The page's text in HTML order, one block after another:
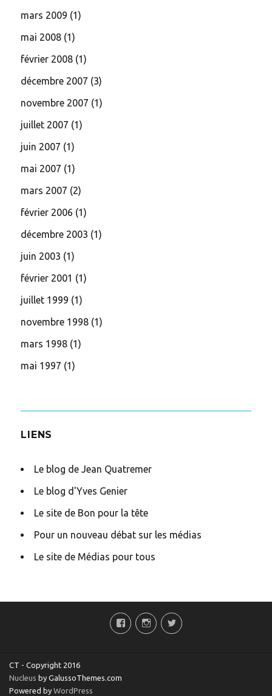
mars 2009 (1)
mai 2008 (1)
février 2008 (1)
décembre 2007 (3)
novembre 2007 (1)
juillet 2007 (1)
juin 2007 (1)
mai 2007 (1)
mars 2007 (2)
février 2006 (1)
décembre 2003 (1)
juin 2003 (1)
février 2001 (1)
juillet 1999 (1)
novembre 1998 (1)
mars 1998 (1)
mai 1997 (1)
LIENS
Le blog de Jean Quatremer
Le blog d'Yves Genier
Le site de Bon pour la tête
Pour un nouveau débat sur les médias
Le site de Médias pour tous
bas isto twit
CT - Copyright 2016
Nucleus by GalussoThemes.com
Powered byWordPress